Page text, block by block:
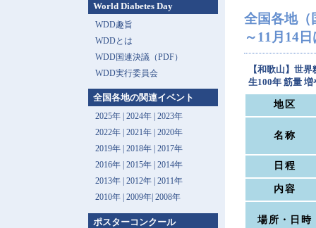
全国各地（
～11月14
【和歌山】世
生100年 筋量
地区
名称
日程
内容
場所・日時
World Diabetes Day
WDD趣旨
WDDとは
WDD国連決議（PDF）
WDD実行委員会
全国各地の関連イベント
2025年| 2024年| 2023年
2022年| 2021年| 2020年
2019年| 2018年| 2017年
2016年| 2015年| 2014年
2013年 | 2012年| 2011年
2010年| 2009年| 2008年
ポスターコンクール